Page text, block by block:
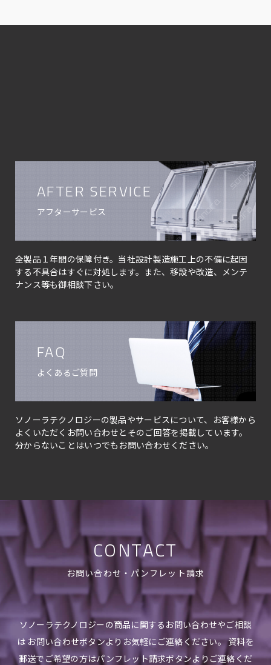
AFTER SERVICE
アフターサービス
全製品１年間の保障付き。当社設計製造施工上の不備に起因
する不具合はすぐに対処します。また、移設や改造、メンテ
ナンス等も御相談下さい。
FAQ
よくあるご質問
ソノーラテクノロジーの製品やサービスについて、お客様から
よくいただくお問い合わせとそのご回答を掲載しています。
分からないことはいつでもお問い合わせください。
CONTACT
お問い合わせ・パンフレット請求
ソノーラテクノロジーの商品に関するお問い合わせやご相談
は お問い合わせボタンよりお気軽にご連絡ください。 資料を
郵送でご希望の方はパンフレット請求ボタンよりご連絡くだ